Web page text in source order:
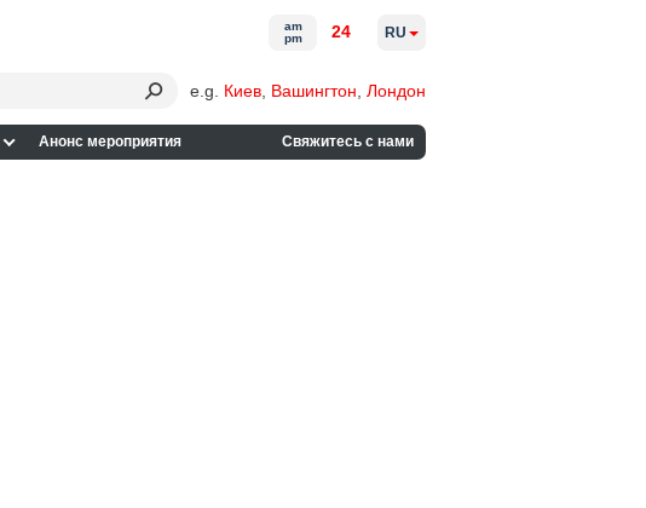
e.g. Киев Вашингтон Лондон
Анонс мероприятия Свяжитесь с нами
am
pm
24 RU